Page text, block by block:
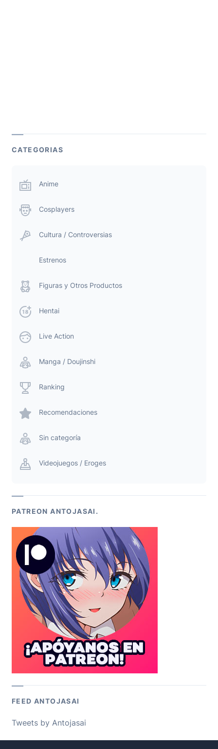
CATEGORIAS
Anime
Cosplayers
Cultura / Controversias
Estrenos
Figuras y Otros Productos
Hentai
Live Action
Manga / Doujinshi
Ranking
Recomendaciones
Sin categoría
Videojuegos / Eroges
PATREON ANTOJASAI.
FEED ANTOJASAI
Tweets by Antojasai